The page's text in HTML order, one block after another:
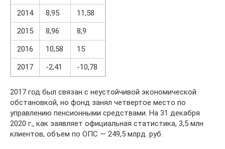
2014
8,95
11,58
2015
8,96
8,9
2016
10,58
15
2017
-2,41 -10,78
2017 год был связан с неустойчивой экономической
обстановкой, но фонд занял четвертое место по
управлению пенсионными средствами. На 31 декабря
2020 г., как заявляет официальная статистика, 3,5 млн
клиентов, объем по ОПС — 249,5 млрд. руб.